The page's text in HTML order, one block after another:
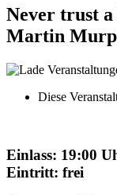
Never trust
Martin
Diese
Einlass: 19:00
Eintritt: frei